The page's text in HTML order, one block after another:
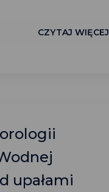
CZYTAJ WIĘCEJ
upałami